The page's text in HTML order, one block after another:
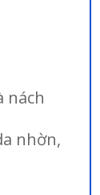
nách
nhờn,